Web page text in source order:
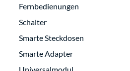
Fernbedienungen
Schalter
Smarte Steckdosen
Smarte Adapter